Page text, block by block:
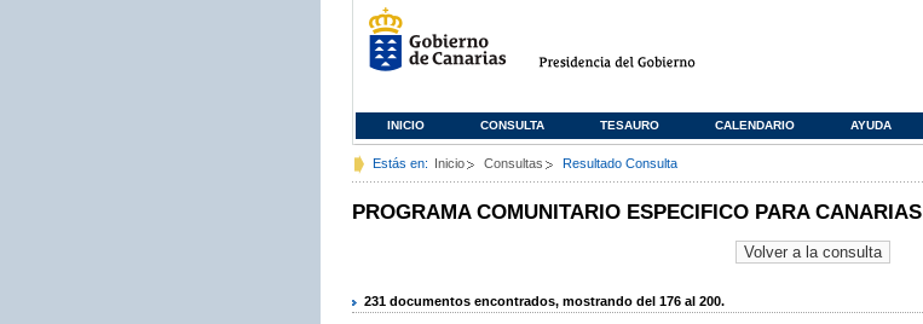
INICIO CONSULTA TESAURO CALENDARIO AYUDA
Estás en: Inicio Consultas Resultado Consulta
PROGRAMA COMUNITARIO ESPECIFICO PARA CANARIAS
231 documentos encontrados, mostrando del 176 al 200.